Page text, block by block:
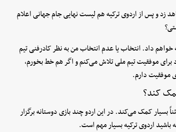
زد و پس از اردوی ترکیه هم لیست نهایی جام جهانی اعلام
خواهم داد. انتخاب یا عدم انتخاب من‌ به نظر کادرفنی تیم
برای موفقیت تیم ملی تلاش می‌کنم و اگر هم خط بخورم،
موفقیت دارم.
کند؟
بسیار کمک‌ می‌کند. در این اردو چند بازی دوستانه برگزار
اردوی ترکیه بسیار مهم است.